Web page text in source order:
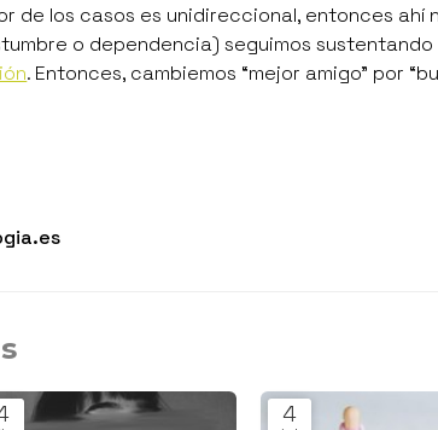
de los casos es unidireccional, entonces ahí
o dependencia) seguimos
. Entonces, cambiemos “mejor amigo” por
4